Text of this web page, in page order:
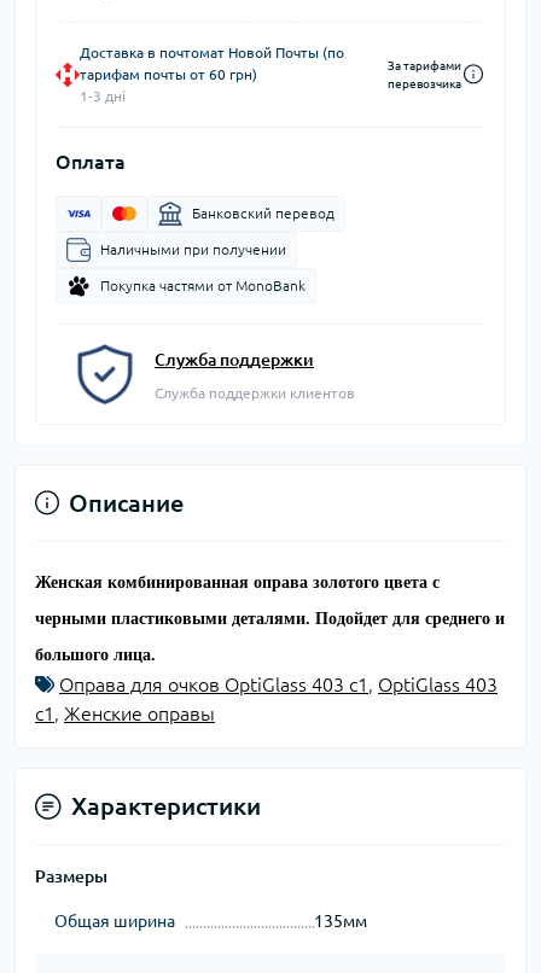
Доставка в почтомат Новой Почты (по
тарифам почты от 60 грн)
1-3 дні
За тарифами
перевозчика
Оплата
Банковский перевод
Наличными при получении
Покупка частями от MonoBank
Служба поддержки
Служба поддержки клиентов
Описание
Женская комбинированная оправа золотого цвета с
черными пластиковыми деталями. Подойдет для среднего и
большого лица.
Оправа для очков OptiGlass 403 с1
OptiGlass 403
с1
Женские оправы
Характеристики
Размеры
Общая ширина 135мм